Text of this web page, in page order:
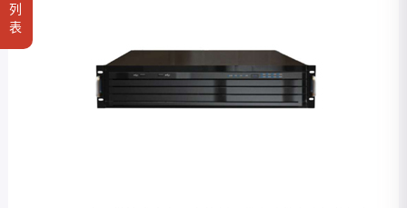
列
表